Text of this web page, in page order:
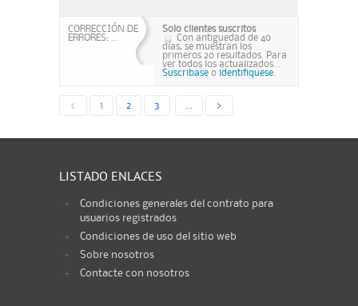
CORRECCIÓN DE
ERRORES: ...
Solo clientes suscritos
Con antiguedad de 40
días, se muestran los
primeros 20 resultados. Para
ver todos los actualizados...
Suscribase o identifiquese.
< 1 2 3 >
LISTADO ENLACES
Condiciones generales del contrato para
usuarios registrados
Condiciones de uso del sitio web
Sobre nosotros
Contacte con nosotros